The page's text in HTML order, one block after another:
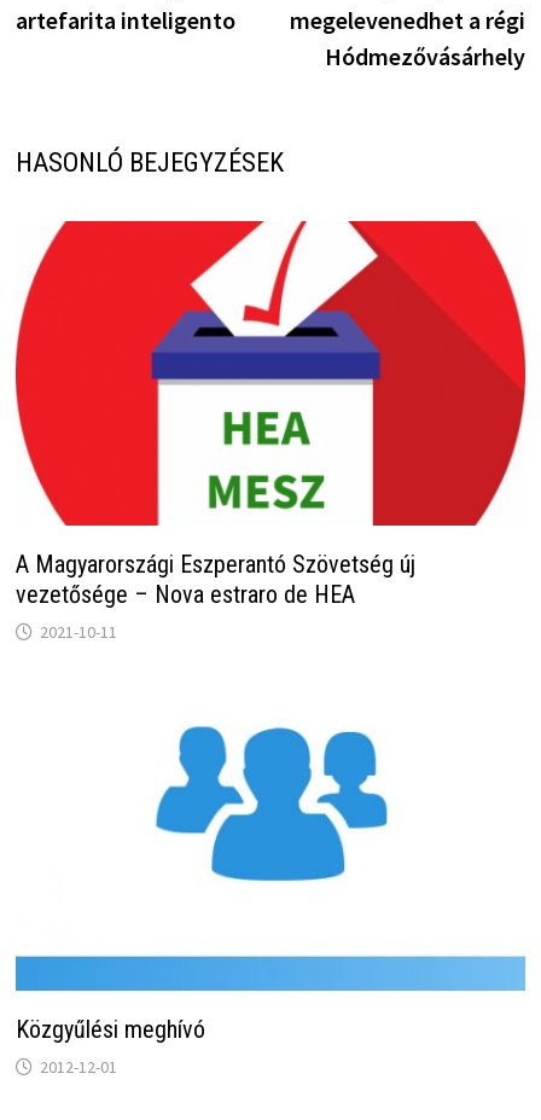
artefarita inteligento
megelevenedhet a régi
Hódmezővásárhely
HASONLÓ BEJEGYZÉSEK
A Magyarországi Eszperantó Szövetség új
vezetősége – Nova estraro de HEA
2021-10-11
Közgyűlési meghívó
2012-12-01